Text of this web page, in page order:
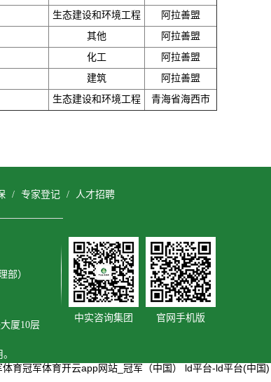
生态建设和环境工程
阿拉善盟
其他
阿拉善盟
化工
阿拉善盟
建筑
阿拉善盟
生态建设和环境工程 青海省海西市
/ 专家登记 / 人才招聘
部）
厦10层
中实咨询集团 官网手机版
体育冠军体育开云app网站_冠军（中国）
ld平台-ld平台(中国)